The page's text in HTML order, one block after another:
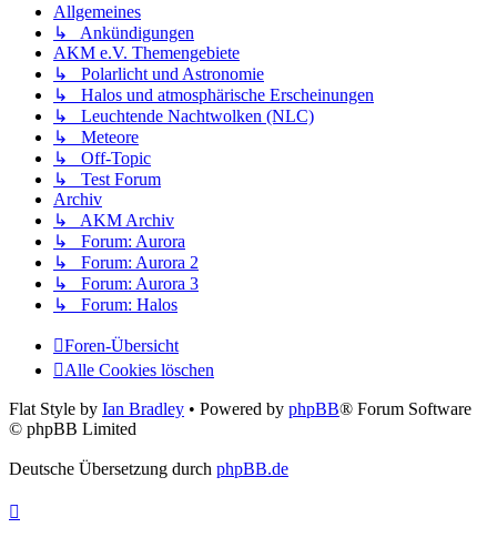
Allgemeines
↳ Ankündigungen
AKM e.V. Themengebiete
↳ Polarlicht und Astronomie
↳ Halos und atmosphärische Erscheinungen
↳ Leuchtende Nachtwolken (NLC)
↳ Meteore
↳ Off-Topic
↳ Test Forum
Archiv
↳ AKM Archiv
↳ Forum: Aurora
↳ Forum: Aurora 2
↳ Forum: Aurora 3
↳ Forum: Halos
Foren-Übersicht
Alle Cookies löschen
Flat Style by Ian Bradley • Powered by phpBB® Forum Software
© phpBB Limited
Deutsche Übersetzung durch phpBB.de